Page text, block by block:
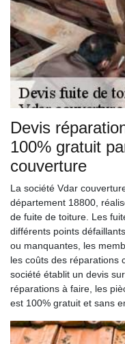
Devis
100% gratuit
couverture
La société Vdar
département 18800,
de fuite de toiture. Les
différents points
ou manquantes, les
les coûts des réparations
société établit un devis
réparations à faire, les
est 100% gratuit et sans